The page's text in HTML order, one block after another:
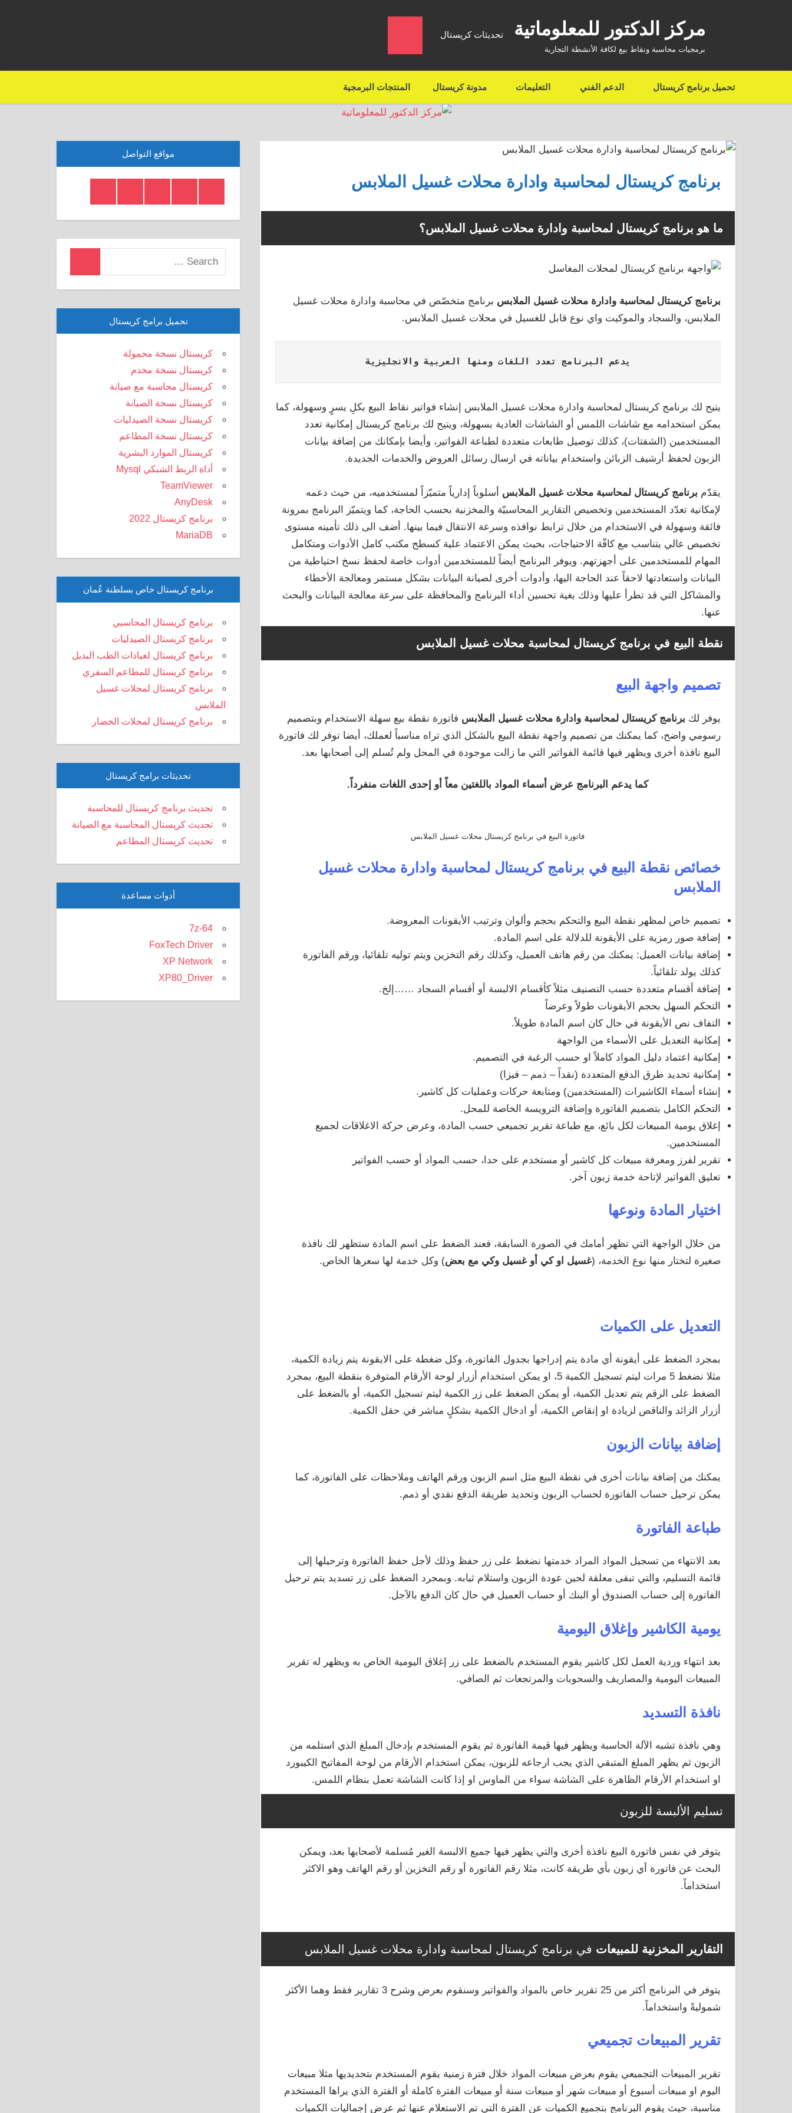
مركز الدكتور للمعلوماتية
برمجيات محاسبة ونقاط بيع لكافة الأنشطة التجارية
تحديثات كريستال
تحميل برنامج كريستال الدعم الفني التعليمات مدونة كريستال المنتجات البرمجية
برنامج كريستال لمحاسبة وادارة محلات غسيل الملابس
ما هو برنامج كريستال لمحاسبة وادارة محلات غسيل الملابس؟
برنامج كريستال لمحاسبة وادارة محلات غسيل الملابس برنامج متخصّص في محاسبة وادارة محلات غسيل
الملابس، والسجاد والموكيت واي نوع قابل للغسيل في محلات غسيل الملابس.
يدعم البرنامج تعدد اللغات ومنها العربية والانجليزية
يتيح لك برنامج كريستال لمحاسبة وادارة محلات غسيل الملابس إنشاء فواتير نقاط البيع بكلِ يسرٍ وسهولة، كما
يمكن استخدامه مع شاشات اللمس أو الشاشات العادية بسهولة، ويتيح لك برنامج كريستال إمكانية تعدد
المستخدمين (الشفتات)، كذلك توصيل طابعات متعددة لطباعة الفواتير، وأيضا بإمكانك من إضافة بيانات
الزبون لحفظ أرشيف الزبائن واستخدام بياناته في ارسال رسائل العروض والخدمات الجديدة.
يقدّم برنامج كريستال لمحاسبة محلات غسيل الملابس أسلوباً إدارياً متميّزاً لمستخدميه، من حيث دعمه
لإمكانية تعدّد المستخدمين وتخصيص التقارير المحاسبيّة والمخزنية بحسب الحاجة، كما ويتميّز البرنامج بمرونة
فائقة وسهولة في الاستخدام من خلال ترابط نوافذه وسرعة الانتقال فيما بينها. أضف الى ذلك تأمينه مستوى
تخصيص عالي يتناسب مع كافّة الاحتياجات، بحيث يمكن الاعتماد علية كسطح مكتب كامل الأدوات ومتكامل
المهام للمستخدمين على أجهزتهم. ويوفر البرنامج أيضاً للمستخدمين أدوات خاصة لحفظ نسخ احتياطية من
البيانات واستعادتها لاحقاً عند الحاجة اليها، وأدوات أخرى لصيانة البيانات بشكل مستمر ومعالجة الأخطاء
والمشاكل التي قد تطرأ عليها وذلك بغية تحسين أداء البرنامج والمحافظة على سرعة معالجة البيانات والبحث
عنها.
نقطة البيع في برنامج كريستال لمحاسبة محلات غسيل الملابس
تصميم واجهة البيع
يوفر لك برنامج كريستال لمحاسبة وادارة محلات غسيل الملابس فاتورة نقطة بيع سهلة الاستخدام وبتصميم
رسومي واضح، كما يمكنك من تصميم واجهة نقطة البيع بالشكل الذي تراه مناسباً لعملك، أيضا توفر لك فاتورة
البيع نافذة أخرى ويظهر فيها قائمة الفواتير التي ما زالت موجودة في المحل ولم تُسلم إلى أصحابها بعد.
كما يدعم البرنامج عرض أسماء المواد باللغتين معاً أو إحدى اللغات منفرداً.
فاتورة البيع في برنامج كريستال محلات غسيل الملابس
خصائص نقطة البيع في برنامج كريستال لمحاسبة وادارة محلات غسيل
الملابس
تصميم خاص لمظهر نقطة البيع والتحكم بحجم وألوان وترتيب الأيقونات المعروضة.
إضافة صور رمزية على الأيقونة للدلالة على اسم المادة.
إضافة بيانات العميل: يمكنك من رقم هاتف العميل، وكذلك رقم التخزين ويتم توليه تلقائيا، ورقم الفاتورة
كذلك يولد تلقائياً.
إضافة أقسام متعددة حسب التصنيف مثلاً كأقسام الالبسة أو أقسام السجاد ……إلخ.
التحكم السهل بحجم الأيقونات طولاً وعرضاً
التفاف نص الأيقونة في حال كان اسم المادة طويلاً.
إمكانية التعديل على الأسماء من الواجهة
إمكانية اعتماد دليل المواد كاملاً او حسب الرغبة في التصميم.
إمكانية تحديد طرق الدفع المتعددة (نقداً – ذمم – فيزا)
إنشاء أسماء الكاشيرات (المستخدمين) ومتابعة حركات وعمليات كل كاشير.
التحكم الكامل بتصميم الفاتورة وإضافة الترويسة الخاصة للمحل.
إغلاق يومية المبيعات لكل بائع، مع طباعة تقرير تجميعي حسب المادة، وعرض حركة الاغلاقات لجميع
المستخدمين.
تقرير لفرز ومعرفة مبيعات كل كاشير أو مستخدم على حدا، حسب المواد أو حسب الفواتير
تعليق الفواتير لإتاحة خدمة زبون آخر.
اختيار المادة ونوعها
من خلال الواجهة التي تظهر أمامك في الصورة السابقة، فعند الضغط على اسم المادة ستظهر لك نافذة
صغيرة لتختار منها نوع الخدمة، (غسيل او كي أو غسيل وكي مع بعض) وكل خدمة لها سعرها الخاص.
التعديل على الكميات
بمجرد الضغط على أيقونة أي مادة يتم إدراجها بجدول الفاتورة، وكل ضغطة على الايقونة يتم زيادة الكمية،
مثلا نضغط 5 مرات ليتم تسجيل الكمية 5، او يمكن استخدام أزرار لوحة الأرقام المتوفرة بنقطة البيع، بمجرد
الضغط على الرقم يتم تعديل الكمية، أو يمكن الضغط على زر الكمية ليتم تسجيل الكمية، أو بالضغط على
أزرار الزائد والناقص لزيادة او إنقاص الكمية، أو ادخال الكمية بشكلٍ مباشر في حقل الكمية.
إضافة بيانات الزبون
يمكنك من إضافة بيانات أخرى في نقطة البيع مثل اسم الزبون ورقم الهاتف وملاحظات على الفاتورة، كما
يمكن ترحيل حساب الفاتورة لحساب الزبون وتحديد طريقة الدفع نقدي أو ذمم.
طباعة الفاتورة
بعد الانتهاء من تسجيل المواد المراد خدمتها نضغط على زر حفظ وذلك لأجل حفظ الفاتورة وترحيلها إلى
قائمة التسليم، والتي تبقى معلقة لحين عودة الزبون واستلام ثيابه. وبمجرد الضغط على زر تسديد يتم ترحيل
الفاتورة إلى حساب الصندوق أو البنك أو حساب العميل في حال كان الدفع بالآجل.
يومية الكاشير وإغلاق اليومية
بعد انتهاء وردية العمل لكل كاشير يقوم المستخدم بالضغط على زر إغلاق اليومية الخاص به ويظهر له تقرير
المبيعات اليومية والمصاريف والسحوبات والمرتجعات ثم الصافي.
نافذة التسديد
وهي نافذة تشبه الآلة الحاسبة ويظهر فيها قيمة الفاتورة ثم يقوم المستخدم بإدخال المبلغ الذي استلمه من
الزبون ثم يظهر المبلغ المتبقي الذي يجب ارجاعه للزبون، يمكن استخدام الأرقام من لوحة المفاتيح الكيبورد
او استخدام الأرقام الظاهرة على الشاشة سواء من الماوس او إذا كانت الشاشة تعمل بنظام اللمس.
تسليم الألبسة للزبون
يتوفر في نفس فاتورة البيع نافذة أخرى والتي يظهر فيها جميع الالبسة الغير مُسلمة لأصحابها بعد، ويمكن
البحث عن فاتورة أي زبون بأي طريقة كانت، مثلا رقم الفاتورة أو رقم التخزين أو رقم الهاتف وهو الاكثر
استخداماً.
التقارير المخزنية للمبيعات في برنامج كريستال لمحاسبة وادارة محلات غسيل الملابس
يتوفر في البرنامج أكثر من 25 تقرير خاص بالمواد والفواتير وسنقوم بعرض وشرح 3 تقارير فقط وهما الأكثر
شموليةً واستخداماً.
تقرير المبيعات تجميعي
تقرير المبيعات التجميعي يقوم بعرض مبيعات المواد خلال فترة زمنية يقوم المستخدم بتحديديها مثلا مبيعات
اليوم او مبيعات أسبوع أو مبيعات شهر أو مبيعات سنة أو مبيعات الفترة كاملة أو الفترة الذي يراها المستخدم
مناسبة، حيث يقوم البرنامج بتجميع الكميات عن الفترة التي تم الاستعلام عنها ثم عرض إجماليات الكميات
مواقع التواصل
Search
تحميل برامج كريستال
كريستال نسخة محمولة
كريستال نسخة مخدم
كريستال محاسبة مع صيانة
كريستال نسخة الصيانة
كريستال نسخة الصيدليات
كريستال نسخة المطاعم
كريستال الموارد البشرية
أداة الربط الشبكي Mysql
TeamViewer
AnyDesk
برنامج كريستال 2022
MariaDB
برنامج كريستال خاص بسلطنة عُمان
برنامج كريستال المحاسبي
برنامج كريستال الصيدليات
برنامج كريستال لعيادات الطب البديل
برنامج كريستال للمطاعم السفري
برنامج كريستال لمحلات غسيل
الملابس
برنامج كريستال لمحلات الخضار
تحديثات برامج كريستال
تحديث برنامج كريستال للمحاسبة
تحديث كريستال المحاسبة مع الصيانة
تحديث كريستال المطاعم
أدوات مساعدة
7z-64
FoxTech Driver
XP Network
XP80_Driver